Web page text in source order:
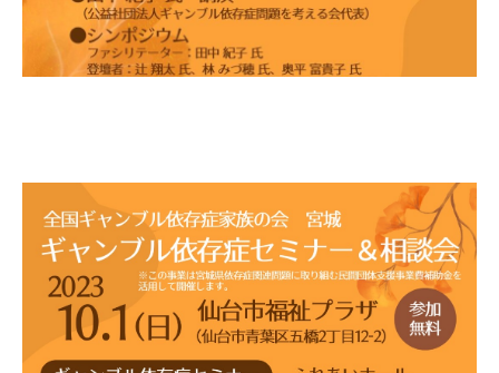
子どもたちへ
広報・啓発
プレスリリース
お問い合わせ